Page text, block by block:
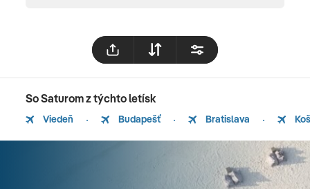
So Saturom z týchto letísk
Viedeň Budapešť Bratislava